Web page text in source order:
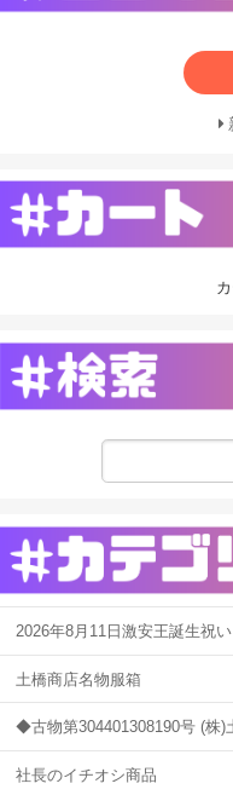
2026年8月11日激安王誕生祝
土橋商店名物服箱
◆古物第304401308190号 (株
社長のイチオシ商品